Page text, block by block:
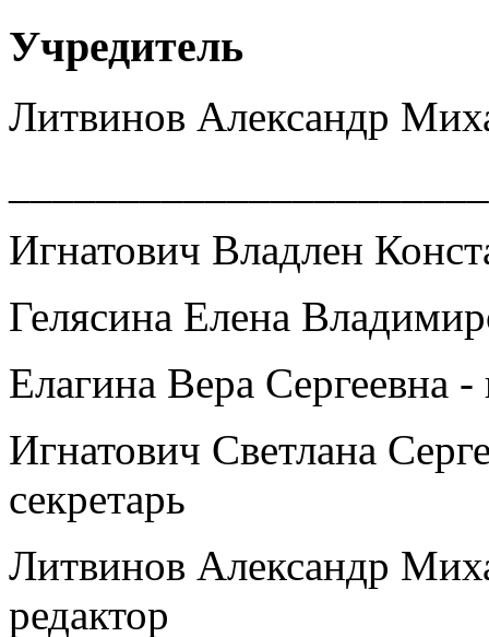
Учредитель
Литвинов Александр
Игнатович Владлен
Гелясина Елена
Елагина Вера Сергеевна
Игнатович Светлана
секретарь
Литвинов Александр
редактор